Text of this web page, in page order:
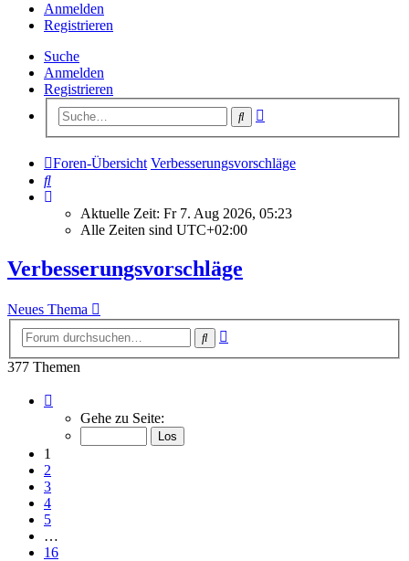
Anmelden
Registrieren
Suche
Anmelden
Registrieren
Suche
Foren-Übersicht Verbesserungsvorschläge
Suche
Aktuelle Zeit: Fr 7. Aug 2026, 05:23
Alle Zeiten sind UTC+02:00
Verbesserungsvorschläge
Neues Thema
Suche
377 Themen
von
Gehe zu Seite:
1
2
3
4
5
…
16